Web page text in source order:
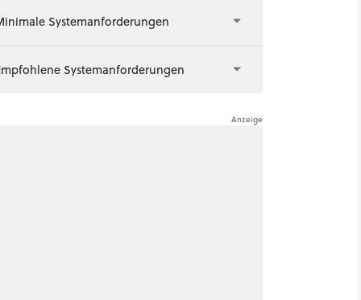
Systemanforderungen
Systemanforderungen